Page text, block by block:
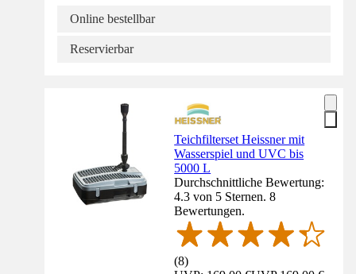
Online bestellbar
Reservierbar
Teichfilterset Heissner mit
Wasserspiel und UVC bis
5000 L
Durchschnittliche Bewertung:
4.3 von 5 Sternen. 8
Bewertungen.
(8)